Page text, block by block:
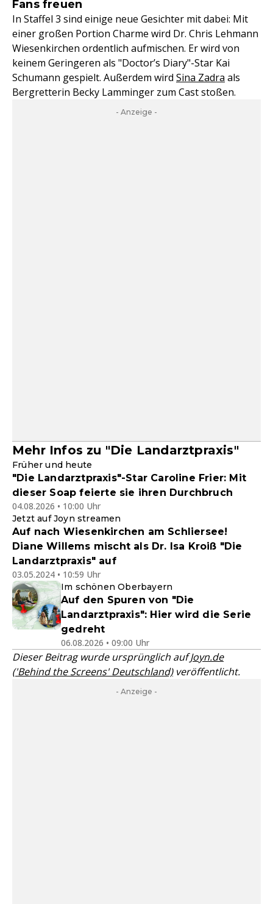
Fans freuen
In Staffel 3 sind einige neue Gesichter mit dabei: Mit
einer großen Portion Charme wird Dr. Chris Lehmann
Wiesenkirchen ordentlich aufmischen. Er wird von
keinem Geringeren als "Doctor’s Diary"-Star Kai
Schumann gespielt. Außerdem wird Sina Zadra als
Bergretterin Becky Lamminger zum Cast stoßen.
- Anzeige -
Mehr Infos zu "Die Landarztpraxis"
Früher und heute
"Die Landarztpraxis"-Star Caroline Frier: Mit
dieser Soap feierte sie ihren Durchbruch
04.08.2026 • 10:00 Uhr
Jetzt auf Joyn streamen
Auf nach Wiesenkirchen am Schliersee!
Diane Willems mischt als Dr. Isa Kroiß "Die
Landarztpraxis" auf
03.05.2024 • 10:59 Uhr
Im schönen Oberbayern
Auf den Spuren von "Die
Landarztpraxis": Hier wird die Serie
gedreht
06.08.2026 • 09:00 Uhr
Dieser Beitrag wurde ursprünglich aufJoyn.de
('Behind the Screens' Deutschland)veröffentlicht.
- Anzeige -